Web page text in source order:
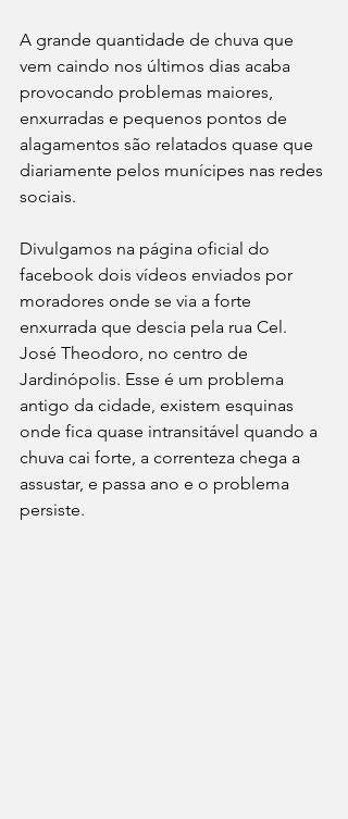
A grande quantidade de chuva que
vem caindo nos últimos dias acaba
provocando problemas maiores,
enxurradas e pequenos pontos de
alagamentos são relatados quase que
diariamente pelos munícipes nas redes
sociais.
Divulgamos na página oficial do
facebook dois vídeos enviados por
moradores onde se via a forte
enxurrada que descia pela rua Cel.
José Theodoro, no centro de
Jardinópolis. Esse é um problema
antigo da cidade, existem esquinas
onde fica quase intransitável quando a
chuva cai forte, a correnteza chega a
assustar, e passa ano e o problema
persiste.